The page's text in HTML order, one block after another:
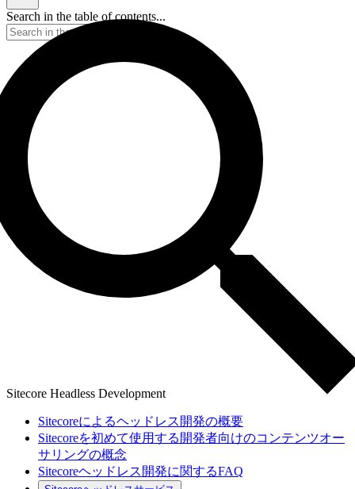
Search in the table of contents...
Sitecore Headless Development
Sitecoreによるヘッドレス開発の概要
Sitecoreを初めて使用する開発者向けのコンテンツオー
サリングの概念
Sitecoreヘッドレス開発に関するFAQ